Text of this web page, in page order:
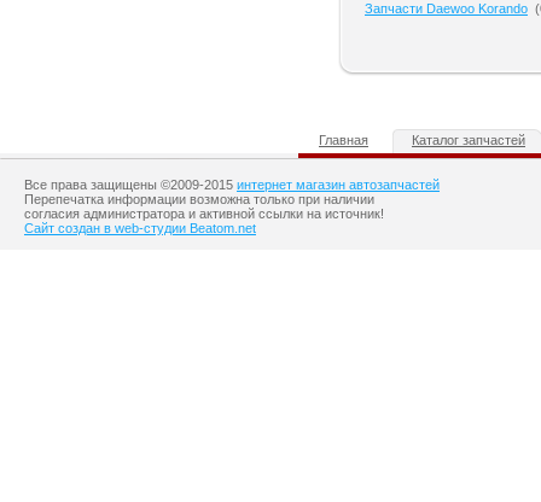
Запчасти Daewoo Korando (
Главная Каталог запчастей
Все права защищены ©2009-2015 интернет магазин автозапчастей
Перепечатка информации возможна только при наличии
согласия администратора и активной ссылки на источник!
Сайт создан в web-студии Beatom.net